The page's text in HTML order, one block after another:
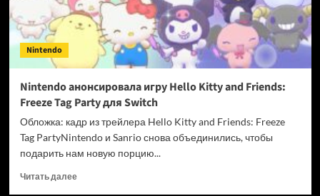
Nintendo
Nintendo анонсировала игру Hello Kitty and Friends:
Freeze Tag Party для Switch
Обложка: кадр из трейлера Hello Kitty and Friends: Freeze
Tag PartyNintendo и Sanrio снова объединились, чтобы
подарить нам новую порцию...
Читать далееПрочитать